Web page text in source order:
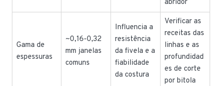
abridor
Gama de
espessuras
~0,16-0,32
mm janelas
comuns
Influencia a
resistência
da fivela e a
fiabilidade
da costura
Verificar as
receitas das
linhas e as
profundidad
es de corte
por bitola